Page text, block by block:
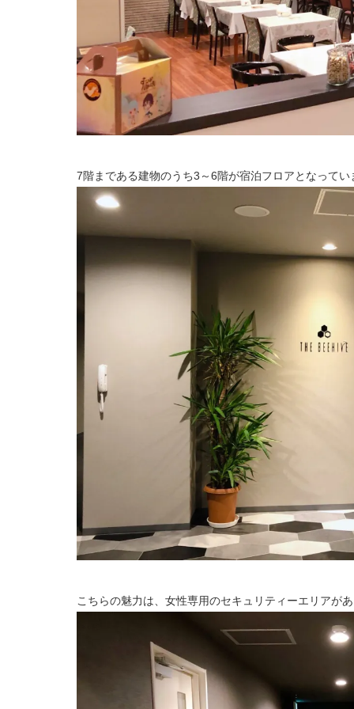
7階まである建物のうち3～6階が宿泊フロアとなってい
こちらの魅力は、女性専用のセキュリティーエリアが